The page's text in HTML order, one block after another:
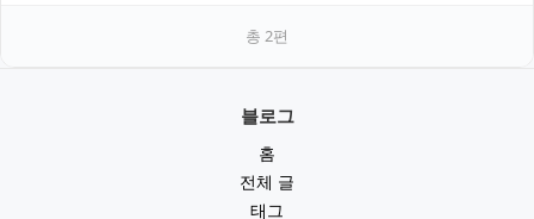
총 2편
블로그
홈
전체 글
태그